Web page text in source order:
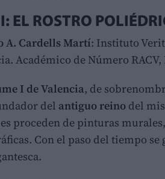
EL ROSTRO
A. Cardells Martí: Instituto
Académico de Número
I de Valencia, de
del antiguo reino del
proceden de pinturas
Con el paso del tiempo